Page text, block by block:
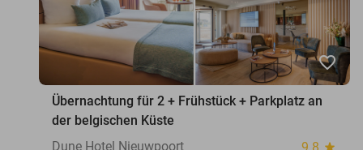
favorite_border
Übernachtung für 2 + Frühstück + Parkplatz an
der belgischen Küste
Dune Hotel Nieuwpoort
star